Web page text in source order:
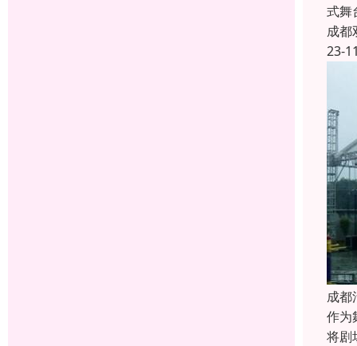
式舞
成都
23-
成都
作为
将剧